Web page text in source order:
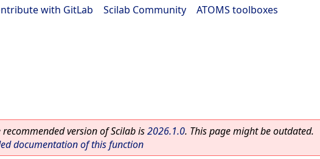
with GitLab Scilab Community ATOMS toolboxes
version of Scilab is2026.1.0. This page might be outdated.
documentation of this function